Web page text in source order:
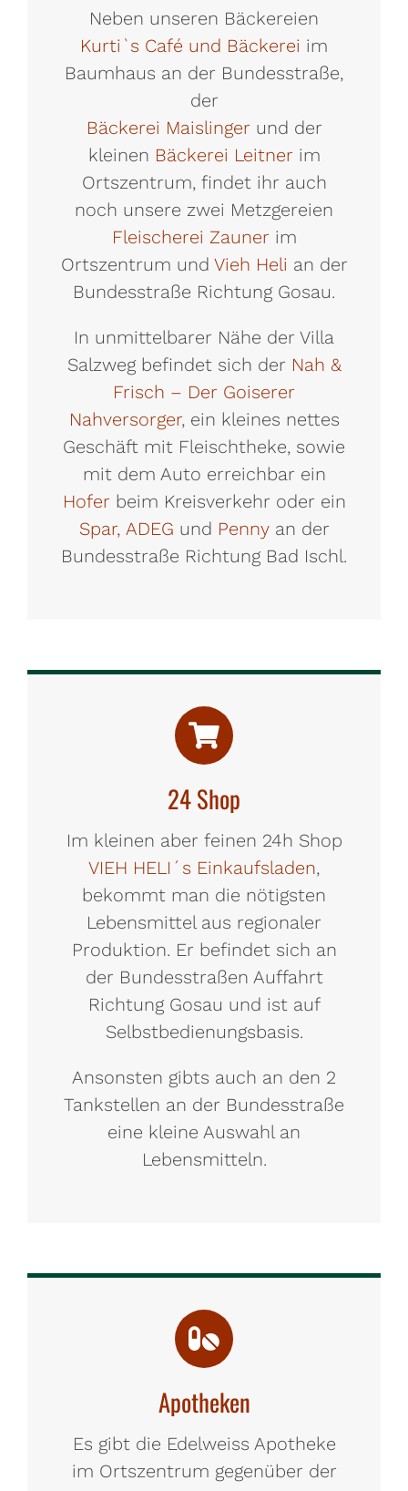
Neben unseren Bäckereien
Kurti`s Café und Bäckerei im
Baumhaus an der Bundesstraße,
der
Bäckerei Maislingerund der
kleinen Bäckerei Leitnerim
Ortszentrum, findet ihr auch
noch unsere zwei Metzgereien
Fleischerei Zaunerim
Ortszentrum und Vieh Heli an der
Bundesstraße Richtung Gosau.
In unmittelbarer Nähe der Villa
Salzweg befindet sich der Nah &
Frisch – Der Goiserer
Nahversorger, ein kleines nettes
Geschäft mit Fleischtheke, sowie
mit dem Auto erreichbar ein
Hoferbeim Kreisverkehr oder ein
Spar, ADEG und Pennyan der
Bundesstraße Richtung Bad Ischl.
24 Shop
Im kleinen aber feinen 24h Shop
VIEH HELI´s Einkaufsladen,
bekommt man die nötigsten
Lebensmittel aus regionaler
Produktion. Er befindet sich an
der Bundesstraßen Auffahrt
Richtung Gosau und ist auf
Selbstbedienungsbasis.
Ansonsten gibts auch an den 2
Tankstellen an der Bundesstraße
eine kleine Auswahl an
Lebensmitteln.
Apotheken
Es gibt die Edelweiss Apotheke
im Ortszentrum gegenüber der